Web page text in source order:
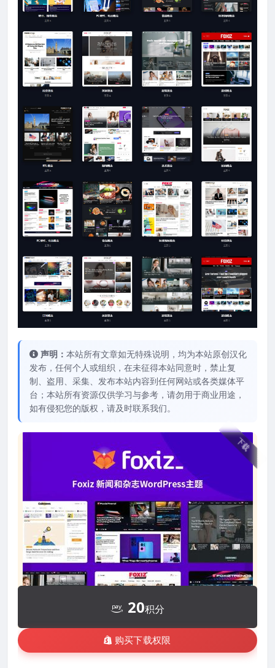
声明： 本站所有文章如无特殊说明，均为本站原创汉化
发布，任何个人或组织，在未征得本站同意时，禁止复
制、盗用、采集、发布本站内容到任何网站或各类媒体平
台；本站所有资源仅供学习与参考，请勿用于商业用途，
如有侵犯您的版权，请及时联系我们。
下载
20积分
购买下载权限